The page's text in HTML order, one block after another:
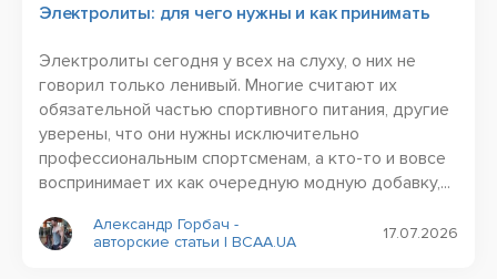
Электролиты: для чего нужны и как принимать
Электролиты сегодня у всех на слуху, о них не
говорил только ленивый. Многие считают их
обязательной частью спортивного питания, другие
уверены, что они нужны исключительно
профессиональным спортсменам, а кто-то и вовсе
воспринимает их как очередную модную добавку,...
Александр Горбач -
авторские статьи | BCAA.UA
17.07.2026